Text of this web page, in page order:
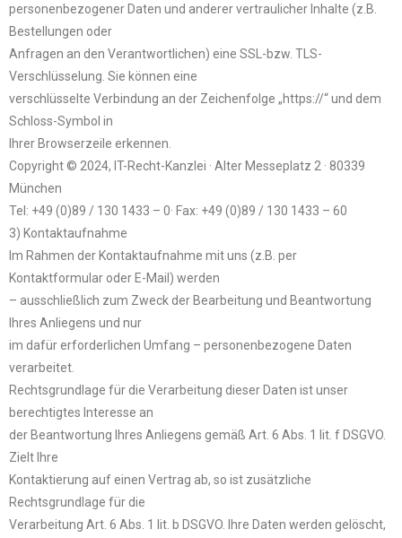
personenbezogener Daten und anderer vertraulicher Inhalte (z.B.
Bestellungen oder
Anfragen an den Verantwortlichen) eine SSL-bzw. TLS-
Verschlüsselung. Sie können eine
verschlüsselte Verbindung an der Zeichenfolge „https://“ und dem
Schloss-Symbol in
Ihrer Browserzeile erkennen.
Copyright © 2024, IT-Recht-Kanzlei · Alter Messeplatz 2 · 80339
München
Tel: +49 (0)89 / 130 1433 – 0· Fax: +49 (0)89 / 130 1433 – 60
3) Kontaktaufnahme
Im Rahmen der Kontaktaufnahme mit uns (z.B. per
Kontaktformular oder E-Mail) werden
– ausschließlich zum Zweck der Bearbeitung und Beantwortung
Ihres Anliegens und nur
im dafür erforderlichen Umfang – personenbezogene Daten
verarbeitet.
Rechtsgrundlage für die Verarbeitung dieser Daten ist unser
berechtigtes Interesse an
der Beantwortung Ihres Anliegens gemäß Art. 6 Abs. 1 lit. f DSGVO.
Zielt Ihre
Kontaktierung auf einen Vertrag ab, so ist zusätzliche
Rechtsgrundlage für die
Verarbeitung Art. 6 Abs. 1 lit. b DSGVO. Ihre Daten werden gelöscht,